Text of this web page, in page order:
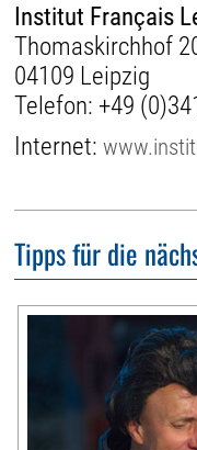
Institut Français
Thomaskirchhof
04109 Leipzig
Telefon: +49
Internet:
Tipps für die